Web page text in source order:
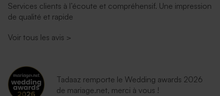
Services clients à l’écoute et compréhensif. Une impression
de qualité et rapide
Voir tous les avis >
Tadaaz remporte le Wedding awards 2026
de mariage.net, merci à vous !